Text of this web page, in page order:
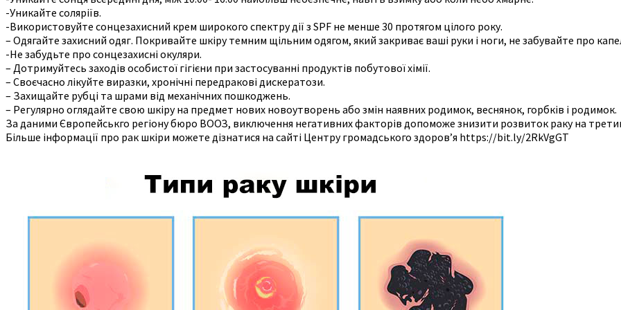
-Уникайте соляріїв.
-Використовуйте сонцезахисний крем широкого спектру дії з SPF не менше 30 протягом цілого року.
– Одягайте захисний одяг. Покривайте шкіру темним щільним одягом, який закриває ваші руки і ноги, не забувайте про
-Не забудьте про сонцезахисні окуляри.
– Дотримуйтесь заходів особистої гігієни при застосуванні продуктів побутової хімії.
– Своєчасно лікуйте виразки, хронічні передракові дискератози.
– Захищайте рубці та шрами від механічних пошкоджень.
– Регулярно оглядайте свою шкіру на предмет нових новоутворень або змін наявних родимок, веснянок, горбків і родимок.
За даними Європейськго регіону бюро ВООЗ, виключення негативних факторів допоможе знизити розвиток раку на
Більше інформації про рак шкіри можете дізнатися на сайті Центру громадського здоров’я https://bit.ly/2RkVgGT